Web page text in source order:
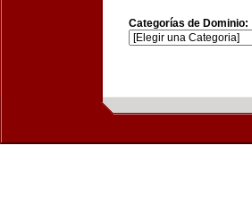
Categorías de Dominio: